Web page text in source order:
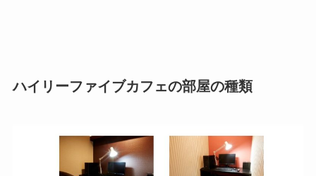
ハイリーファイブカフェの部屋の種類